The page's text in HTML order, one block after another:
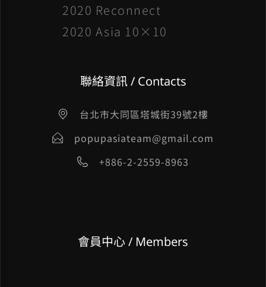
2020 Reconnect
2020 Asia 10×10
聯絡資訊 / Contacts
台北市大同區塔城街39號2樓
popupasiateam@gmail.com
+886-2-2559-8963
會員中心 / Members